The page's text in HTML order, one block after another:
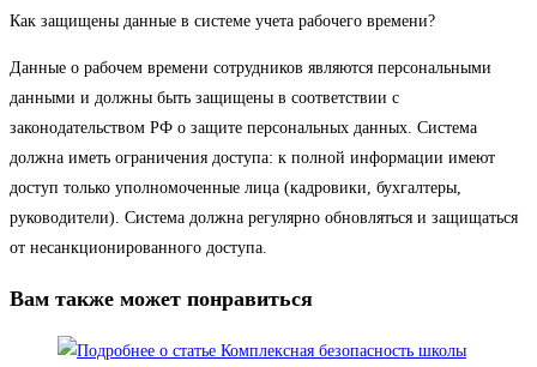
Как защищены данные в системе учета рабочего времени?
Данные о рабочем времени сотрудников являются персональными
данными и должны быть защищены в соответствии с
законодательством РФ о защите персональных данных. Система
должна иметь ограничения доступа: к полной информации имеют
доступ только уполномоченные лица (кадровики, бухгалтеры,
руководители). Система должна регулярно обновляться и защищаться
от несанкционированного доступа.
Вам также может понравиться